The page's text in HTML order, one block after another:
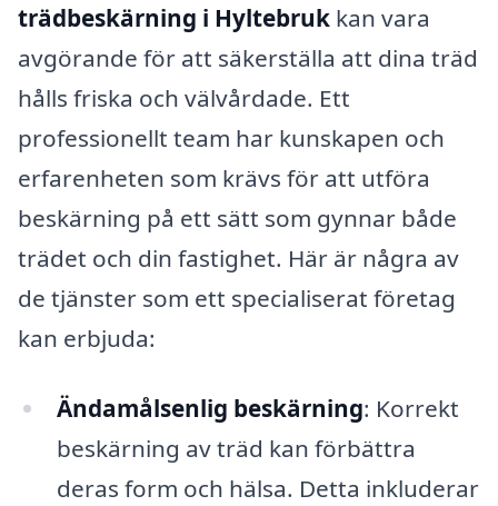
trädbeskärning i Hyltebruk kan vara
avgörande för att säkerställa att dina träd
hålls friska och välvårdade. Ett
professionellt team har kunskapen och
erfarenheten som krävs för att utföra
beskärning på ett sätt som gynnar både
trädet och din fastighet. Här är några av
de tjänster som ett specialiserat företag
kan erbjuda:
Ändamålsenlig beskärning: Korrekt
beskärning av träd kan förbättra
deras form och hälsa. Detta inkluderar